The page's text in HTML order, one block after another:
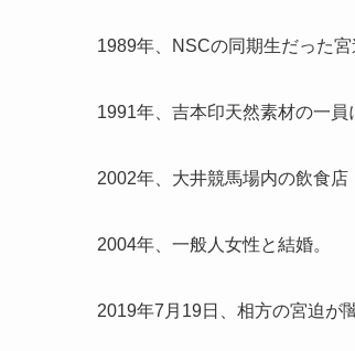
1989年、NSCの同期生だった
1991年、吉本印天然素材の一員
2002年、大井競馬場内の飲食店
2004年、一般人女性と結婚。
2019年7月19日、相方の宮迫が